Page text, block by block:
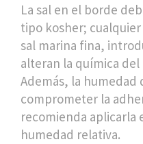
La sal en el borde
tipo kosher;
sal marina fina,
alteran la química
Además, la
comprometer la
recomienda aplicarla
humedad relativa.